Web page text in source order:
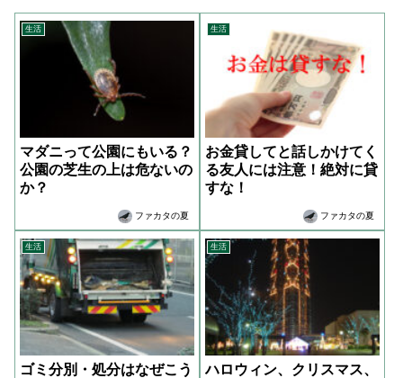
生活
マダニって公園にもいる？
公園の芝生の上は危ないの
か？
ファカタの夏
生活
お金貸してと話しかけてく
る友人には注意！絶対に貸
すな！
ファカタの夏
生活
ゴミ分別・処分はなぜこう
生活
ハロウィン、クリスマス、